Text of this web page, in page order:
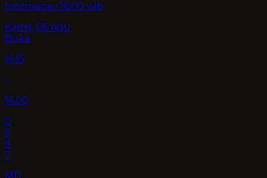
totomacau 16:00 wib
Kamis, 06 Agu
Buka
16.15
16.00
0
5
9
7